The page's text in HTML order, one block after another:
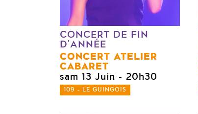
CONCERT DE FIN
D'ANNÉE
CONCERT ATELIER
CABARET
sam 13 Juin - 20h30
109 - LE GUINGOIS